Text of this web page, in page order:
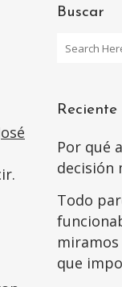
Buscar
Por qué
decisión
Todo
que